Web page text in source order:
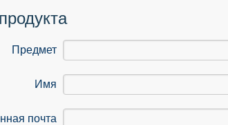
Предмет
Имя
почта